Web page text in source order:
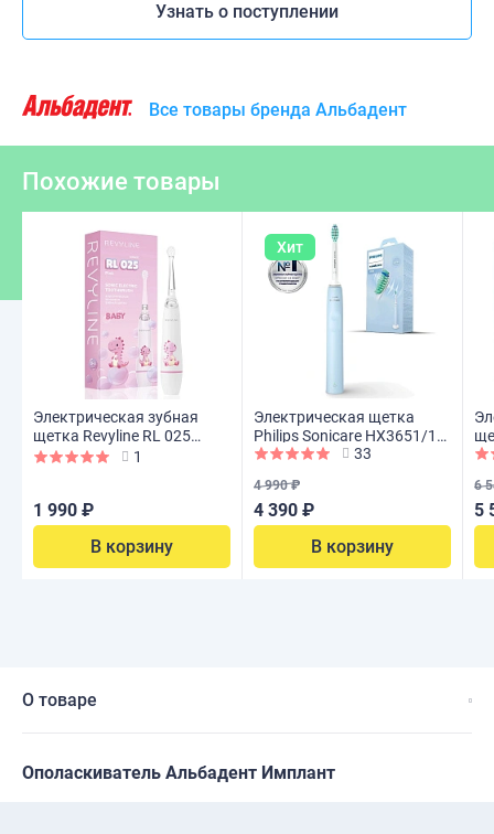
Узнать о поступлении
Все товары бренда Альбадент
Похожие товары
Электрическая зубная
щетка Revyline RL 025
Infant, Pink
1
1 990 ₽
В корзину
Хит
Электрическая щетка
Philips Sonicare HX3651/12
2100 Series
33
4 990 ₽
4 390 ₽
В корзину
6
5
О товаре
Ополаскиватель Альбадент Имплант